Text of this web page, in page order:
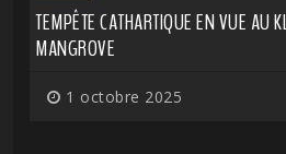
TEMPÊTE CATHARTIQUE EN VUE AU
MANGROVE
1 octobre 2025